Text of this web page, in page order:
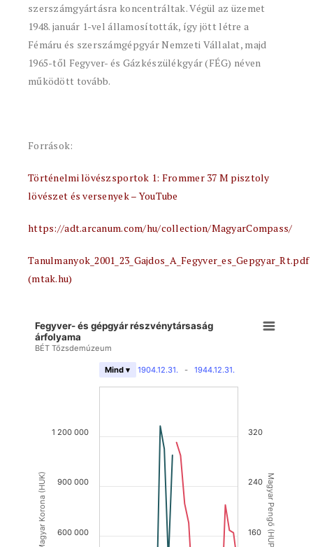
szerszámgyártásra koncentráltak. Végül az üzemet
1948. január 1-vel államosították, így jött létre a
Fémáru és szerszámgépgyár Nemzeti Vállalat, majd
1965-től Fegyver- és Gázkészülékgyár (FÉG) néven
működött tovább.
Források:
Történelmi lövészsportok 1: Frommer 37 M pisztoly
lövészet és versenyek – YouTube
https://adt.arcanum.com/hu/collection/MagyarCompass/
Tanulmanyok_2001_23_Gajdos_A_Fegyver_es_Gepgyar_Rt.pdf
(mtak.hu)
Magyar Korona (HUK) Magyar Pengő (HUP)
Fegyver- és gépgyár részvénytársaság
árfolyama
BÉT Tőzsdemúzeum
1904.12.31. - 1944.12.31.
Mind ▾
600 000
900 000
1 200 000
240
160
320